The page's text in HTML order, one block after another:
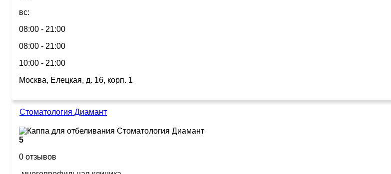
вс:
08:00 - 21:00
08:00 - 21:00
10:00 - 21:00
Москва, Елецкая, д. 16, корп. 1
Стоматология Диамант
5
0 отзывов